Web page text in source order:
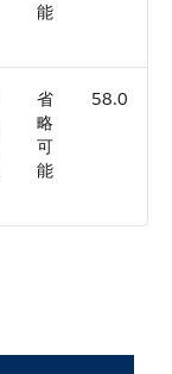
能
省
略
可
能
58.0